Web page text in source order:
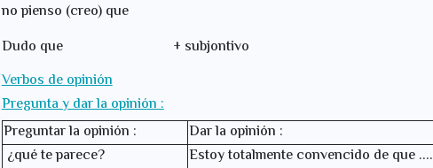
no pienso (creo) que
Dudo que + subjontivo
Verbos de opinión
Pregunta y dar la opinión :
Preguntar la opinión :
Dar la opinión :
¿qué te parece?
Estoy totalmente convencido de que ....